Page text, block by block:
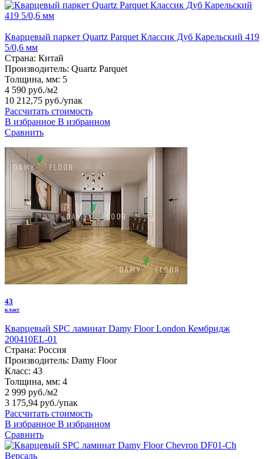
Кварцевый паркет Quartz Parquet Классик Дуб Карельский 419
5/0,6 мм
Страна: Китай
Производитель: Quartz Parquet
Толщина, мм: 5
4 590 руб./м2
10 212,75 руб./упак
Рассчитать стоимость
В избранное В избранном
Сравнить
43
класс
Кварцевый SPC ламинат Damy Floor London Кембридж
200410EL-01
Страна: Россия
Производитель: Damy Floor
Класс: 43
Толщина, мм: 4
2 999 руб./м2
3 175,94 руб./упак
Рассчитать стоимость
В избранное В избранном
Сравнить